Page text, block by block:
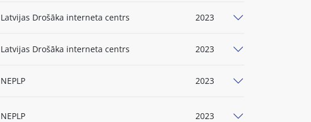
Latvijas Drošāka interneta centrs 2023
Latvijas Drošāka interneta centrs 2023
NEPLP 2023
NEPLP 2023